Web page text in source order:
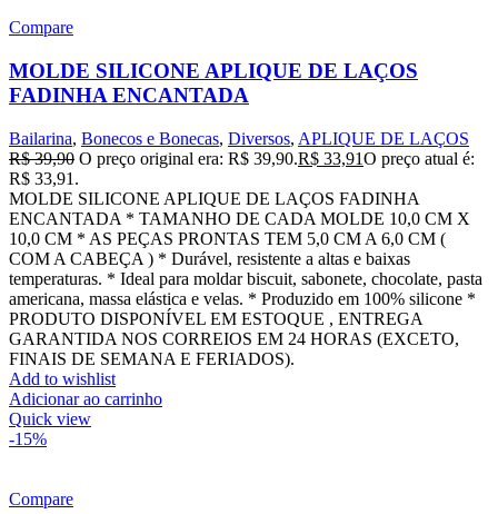
Compare
MOLDE SILICONE APLIQUE DE LAÇOS
FADINHA ENCANTADA
Bailarina, Bonecos e Bonecas, Diversos, APLIQUE DE LAÇOS
R$39,90 O preço original era: R$ 39,90.R$ 33,91O preço atual é:
R$ 33,91.
MOLDE SILICONE APLIQUE DE LAÇOS FADINHA
ENCANTADA * TAMANHO DE CADA MOLDE 10,0 CM X
10,0 CM * AS PEÇAS PRONTAS TEM 5,0 CM A 6,0 CM (
COM A CABEÇA ) * Durável, resistente a altas e baixas
temperaturas. * Ideal para moldar biscuit, sabonete, chocolate, pasta
americana, massa elástica e velas. * Produzido em 100% silicone *
PRODUTO DISPONÍVEL EM ESTOQUE , ENTREGA
GARANTIDA NOS CORREIOS EM 24 HORAS (EXCETO,
FINAIS DE SEMANA E FERIADOS).
Add to wishlist
Adicionar ao carrinho
Quick view
-15%
Compare